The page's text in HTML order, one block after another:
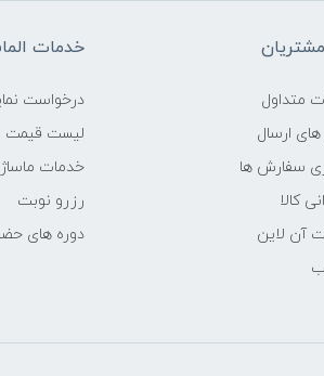
مشتریان
متداول
ارسال
سفارش ها
کالا
آن لاین
خدمات
درخواست
لیست قیمت
خدمات ماساژ
رزرو نوبت
دوره های